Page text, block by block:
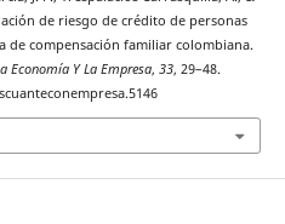
de riesgo de crédito de personas
de compensación familiar colombiana.
Economía Y La Empresa, 33, 29–48.